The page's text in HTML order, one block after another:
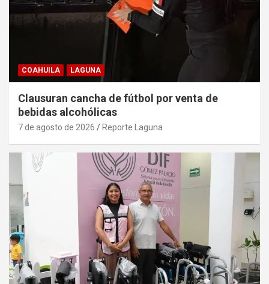
COAHUILA LAGUNA
Clausuran cancha de fútbol por venta de
bebidas alcohólicas
7 de agosto de 2026 Reporte Laguna